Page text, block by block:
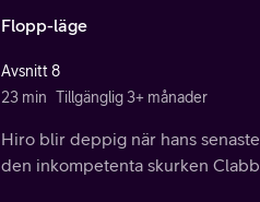
Flopp-läge
Avsnitt 8
23 min Tillgänglig 3+ månader
Hiro blir deppig när hans
den inkompetenta skurken